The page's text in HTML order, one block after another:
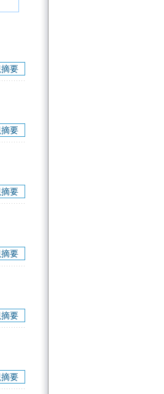
要
要
要
要
要
要